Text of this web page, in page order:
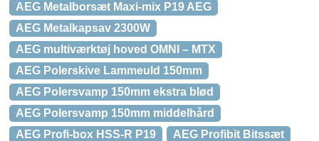
AEG Metalborsæt Maxi-mix P19 AEG
AEG Metalkapsav 2300W
AEG multiværktøj hoved OMNI – MTX
AEG Polerskive Lammeuld 150mm
AEG Polersvamp 150mm ekstra blød
AEG Polersvamp 150mm middelhård
AEG Profi-box HSS-R P19
AEG Profibit Bitssæt